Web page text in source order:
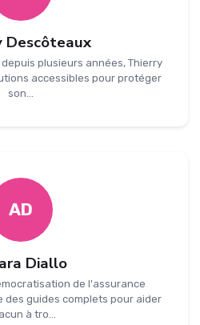
Descôteaux
plusieurs années, Thierry
accessibles pour protéger
son...
AD
Diallo
de l'assurance
des guides complets pour aider
à tro...